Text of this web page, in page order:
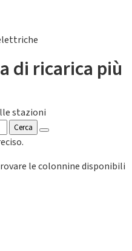
di ricarica più
stazioni
Cerca
le colonnine disponibili